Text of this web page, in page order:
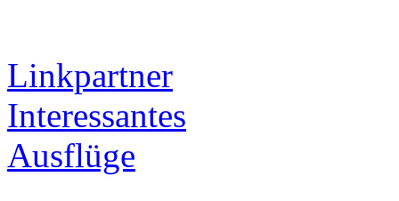
Linkpartner
Interessantes
Ausflüge